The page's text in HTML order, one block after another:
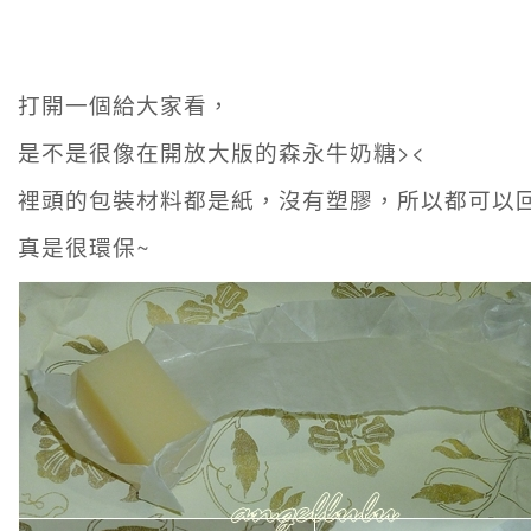
打開一個給大家看，
是不是很像在開放大版的森永牛奶糖><
裡頭的包裝材料都是紙，沒有塑膠，所以都可以
真是很環保~